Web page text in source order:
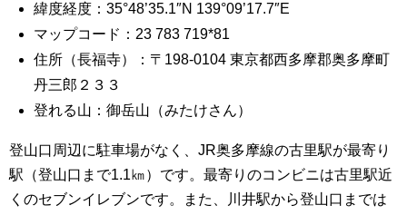
緯度経度：35°48’35.1″N 139°09’17.7″E
マップコード：23 783 719*81
住所（長福寺）：〒198-0104 東京都西多摩郡奥多摩町
丹三郎２３３
登れる山：御岳山（みたけさん）
登山口周辺に駐車場がなく、JR奥多摩線の古里駅が最寄り
駅（登山口まで1.1㎞）です。最寄りのコンビニは古里駅近
くのセブンイレブンです。また、川井駅から登山口までは